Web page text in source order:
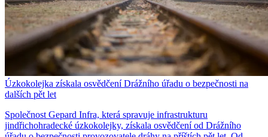
Úzkokolejka získala osvědčení Drážního úřadu o bezpečnosti na
dalších pět let
Společnost Gepard Infra, která spravuje infrastrukturu
jindřichohradecké úzkokolejky, získala osvědčení od Drážního